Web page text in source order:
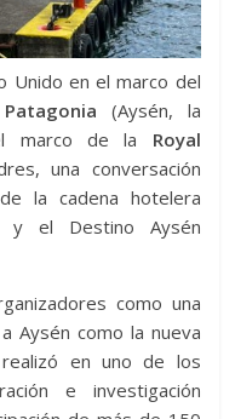
Unido en el marco del
(Aysén, la
marco de la Royal
una conversación
la cadena hotelera
y el Destino Aysén
como una
Aysén como la nueva
en uno de los
e investigación